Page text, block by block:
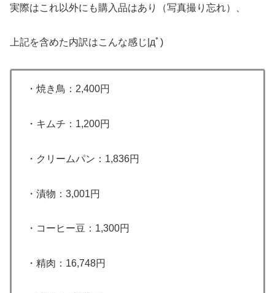
実際はこれ以外にも購入品はあり（写真撮り忘れ）、
上記を含めた内訳はこんな感じ|дﾟ)
・焼き鳥：2,400円
・キムチ：1,200円
・クリームパン：1,836円
・漬物：3,001円
・コーヒー豆：1,300円
・精肉：16,748円